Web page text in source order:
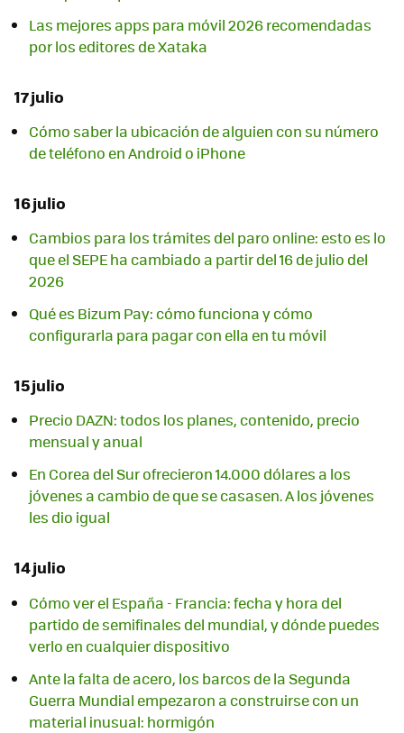
Las mejores apps para móvil 2026 recomendadas
por los editores de Xataka
17 julio
Cómo saber la ubicación de alguien con su número
de teléfono en Android o iPhone
16 julio
Cambios para los trámites del paro online: esto es lo
que el SEPE ha cambiado a partir del 16 de julio del
2026
Qué es Bizum Pay: cómo funciona y cómo
configurarla para pagar con ella en tu móvil
15 julio
Precio DAZN: todos los planes, contenido, precio
mensual y anual
En Corea del Sur ofrecieron 14.000 dólares a los
jóvenes a cambio de que se casasen. A los jóvenes
les dio igual
14 julio
Cómo ver el España - Francia: fecha y hora del
partido de semifinales del mundial, y dónde puedes
verlo en cualquier dispositivo
Ante la falta de acero, los barcos de la Segunda
Guerra Mundial empezaron a construirse con un
material inusual: hormigón